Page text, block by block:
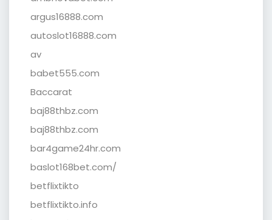
argus16888.com
autoslot16888.com
av
babet555.com
Baccarat
baj88thbz.com
baj88thbz.com
bar4game24hr.com
baslot168bet.com/
betflixtikto
betflixtikto.info